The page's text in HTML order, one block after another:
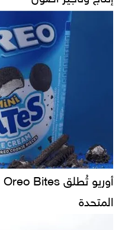
المتحدة